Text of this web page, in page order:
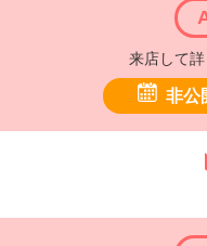
来店して詳
非公